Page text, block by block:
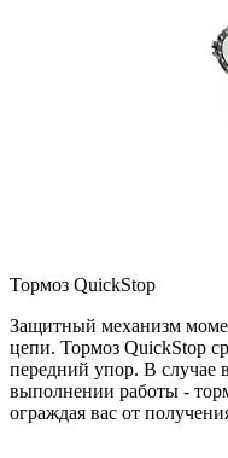
Тормоз QuickStop
Защитный механизм
цепи. Тормоз QuickStop
передний упор. В случае
выполнении работы -
ограждая вас от